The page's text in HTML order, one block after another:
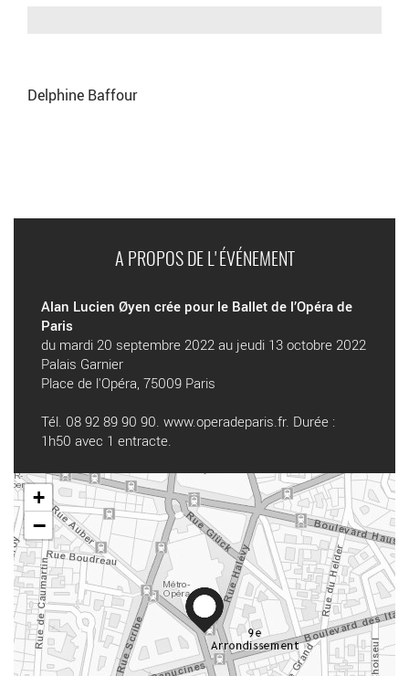
Delphine Baffour
A PROPOS DE L'ÉVÉNEMENT
Alan Lucien Øyen crée pour le Ballet de l’Opéra de
Paris
du mardi 20 septembre 2022 au jeudi 13 octobre 2022
Palais Garnier
Place de l'Opéra, 75009 Paris
Tél. 08 92 89 90 90. www.operadeparis.fr. Durée :
1h50 avec 1 entracte.
+
−